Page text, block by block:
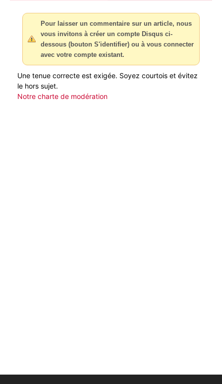
Pour laisser un commentaire sur un article, nous
vous invitons à créer un compte Disqus ci-
dessous (bouton S'identifier) ou à vous connecter
avec votre compte existant.
Une tenue correcte est exigée. Soyez courtois et évitez
le hors sujet.
Notre charte de modération